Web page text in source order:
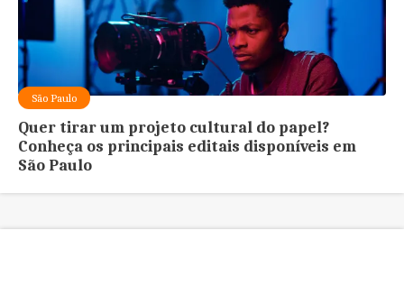
São Paulo
Quer tirar um projeto cultural do papel?
Conheça os principais editais disponíveis em
São Paulo